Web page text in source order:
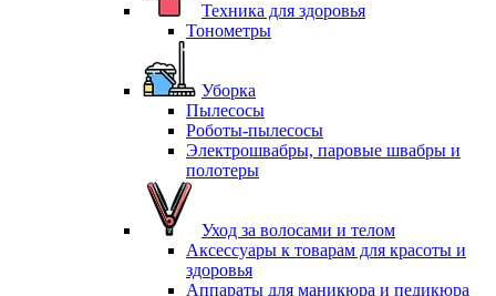
Техника для здоровья
Тонометры
Уборка
Пылесосы
Роботы-пылесосы
Электрошвабры, паровые швабры и
полотеры
Уход за волосами и телом
Аксессуары к товарам для красоты и
здоровья
Аппараты для маникюра и педикюра